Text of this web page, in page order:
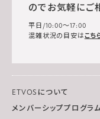
のでお気軽にご
平日/10:00～17:00
混雑状況の目安はこち
ETVOSについて
メンバーシッププログラ